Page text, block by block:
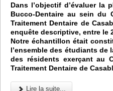
Dans l’objectif d’évaluer la
Bucco-Dentaire au sein du
Traitement Dentaire de
enquête descriptive, entre le
Notre échantillon était
l’ensemble des étudiants de
des résidents exerçant au
Traitement Dentaire de
Lire la suite...